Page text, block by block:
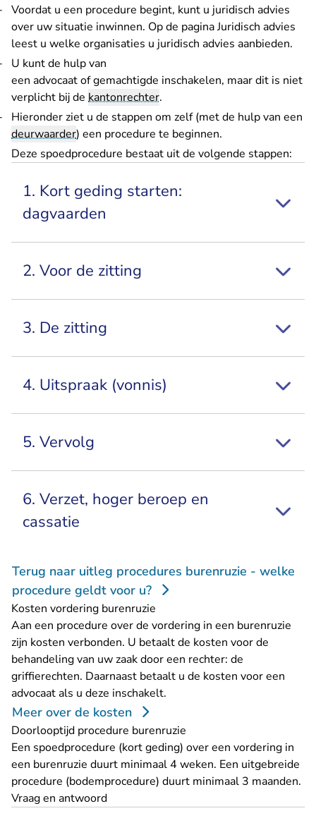
Voordat u een procedure begint, kunt u juridisch advies
over uw situatie inwinnen. Opde pagina Juridisch advies
leest u welke organisaties u juridisch advies aanbieden.
U kunt de hulp van
een advocaat ofgemachtigde inschakelen, maar dit is niet
verplicht bij de kantonrechter.
Hieronder ziet u de stappen om zelf (met de hulp van een
deurwaarder) een procedure te beginnen.
Deze spoedprocedure bestaat uit de volgende stappen:
1. Kort geding starten:
dagvaarden
2. Voor de zitting
3. De zitting
4. Uitspraak (vonnis)
5. Vervolg
6. Verzet, hoger beroep en
cassatie
Terug naar uitleg procedures burenruzie - welke
procedure geldt voor u?
Kosten vordering burenruzie
Aan een procedure over de vordering in een burenruzie
zijn kosten verbonden. U betaalt de kosten voor de
behandeling van uw zaak door een rechter: de
griffierechten. Daarnaast betaalt u de kosten voor een
advocaat als u deze inschakelt.
Meer over de kosten
Doorlooptijd procedure burenruzie
Een spoedprocedure (kort geding) over een vordering in
een burenruzie duurt minimaal 4 weken. Een uitgebreide
procedure (bodemprocedure) duurt minimaal 3 maanden.
Vraag en antwoord